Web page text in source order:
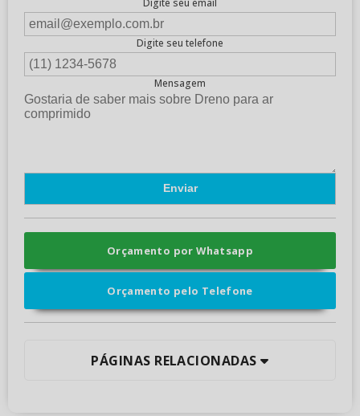
Digite seu telefone
Mensagem
Orçamento por Whatsapp
Orçamento pelo Telefone
PÁGINAS RELACIONADAS